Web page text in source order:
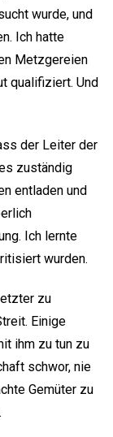
wurde, und
Ich hatte
Metzgereien
qualifiziert. Und
der Leiter der
zuständig
entladen und
Ich lernte
wurden.
zu
Einige
ihm zu tun zu
schwor, nie
Gemüter zu